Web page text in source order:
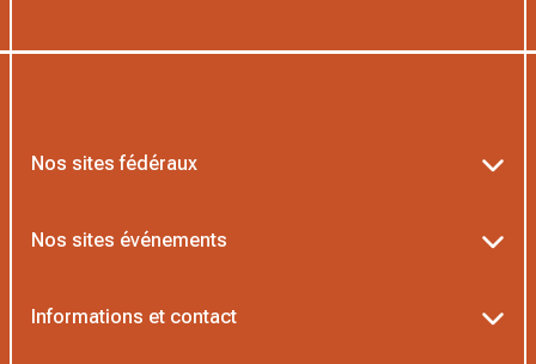
Nos sites fédéraux
Nos sites événements
Informations et contact